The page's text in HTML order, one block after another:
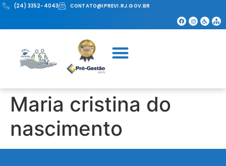
(24) 3352-4043 CONTATO@IPREVI.RJ.GOV.BR
Maria cristina do
nascimento